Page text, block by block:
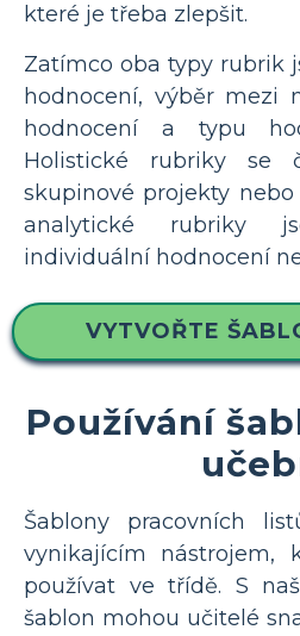
které je třeba zlepšit.
Zatímco oba typy rubrik
hodnocení, výběr mezi
hodnocení a typu
Holistické rubriky se
skupinové projekty
analytické rubriky
individuální hodnocení
VYTVOŘTE
Používání
Šablony pracovních
vynikajícím nástrojem,
používat ve třídě. S
šablon mohou učitelé